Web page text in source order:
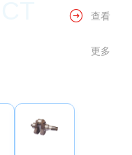
查看
更多